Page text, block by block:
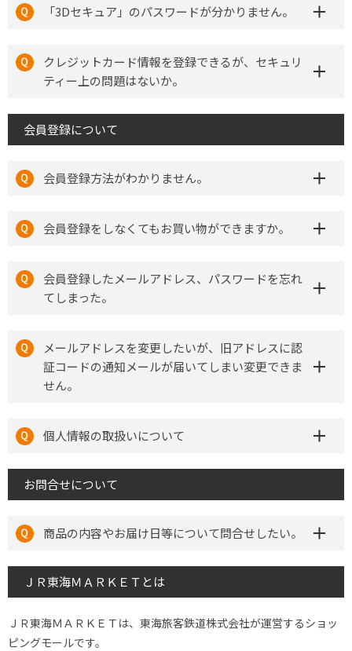
「3Dセキュア」のパスワードが分かりません。
クレジットカード情報を登録できるが、セキュリ
ティー上の問題はないか。
会員登録について
会員登録方法がわかりません。
会員登録をしなくてもお買い物ができますか。
会員登録したメールアドレス、パスワードを忘れ
てしまった。
メールアドレスを変更したいが、旧アドレスに認
証コードの通知メールが届いてしまい変更できま
せん。
個人情報の取扱いについて
お問合せについて
商品の内容やお届け日等について問合せしたい。
ＪＲ東海ＭＡＲＫＥＴとは
ＪＲ東海ＭＡＲＫＥＴは、東海旅客鉄道株式会社が運営するショッ
ピングモールです。